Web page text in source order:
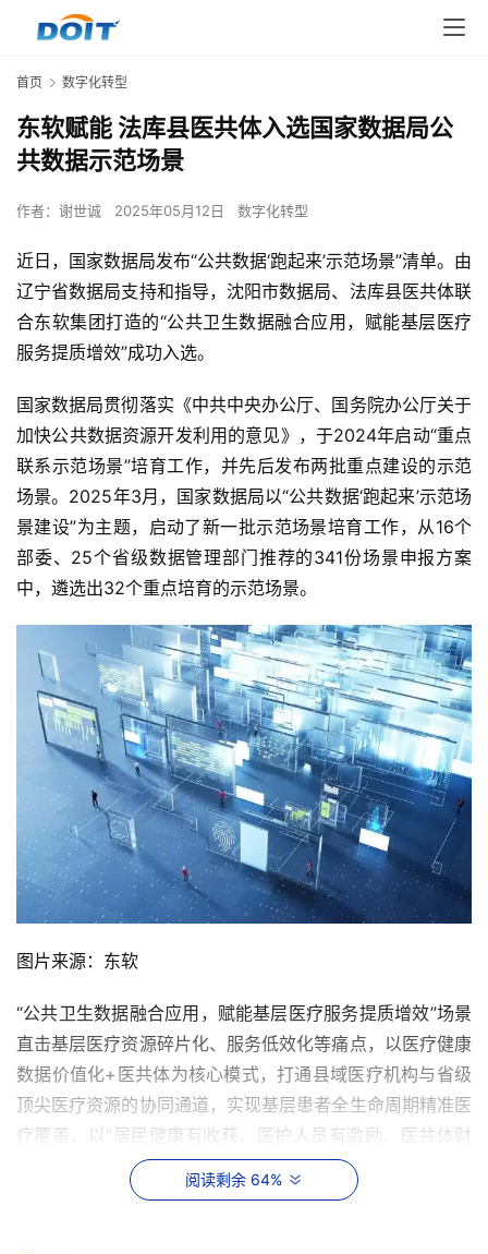
首页 数字化转型
东软赋能 法库县医共体入选国家数据局公
共数据示范场景
作者： 谢世诚 2025年05月12日 数字化转型
近日，国家数据局发布“公共数据‘跑起来’示范场景”清单。由
辽宁省数据局支持和指导，沈阳市数据局、法库县医共体联
合东软集团打造的“公共卫生数据融合应用，赋能基层医疗
服务提质增效”成功入选。
国家数据局贯彻落实《中共中央办公厅、国务院办公厅关于
加快公共数据资源开发利用的意见》，于2024年启动“重点
联系示范场景”培育工作，并先后发布两批重点建设的示范
场景。2025年3月，国家数据局以“公共数据‘跑起来’示范场
景建设”为主题，启动了新一批示范场景培育工作，从16个
部委、25个省级数据管理部门推荐的341份场景申报方案
中，遴选出32个重点培育的示范场景。
图片来源：东软
“公共卫生数据融合应用，赋能基层医疗服务提质增效”场景
直击基层医疗资源碎片化、服务低效化等痛点，以医疗健康
数据价值化+医共体为核心模式，打通县域医疗机构与省级
顶尖医疗资源的协同通道，实现基层患者全生命周期精准医
疗覆盖，以“居民健康有收获、医护人员有激励、医共体财
务可持续、医疗水平有提高”为目标，构建起覆盖全域的数
字化医疗健康服务体系，破解基层医疗困局，为全国医共体
阅读剩余 64%